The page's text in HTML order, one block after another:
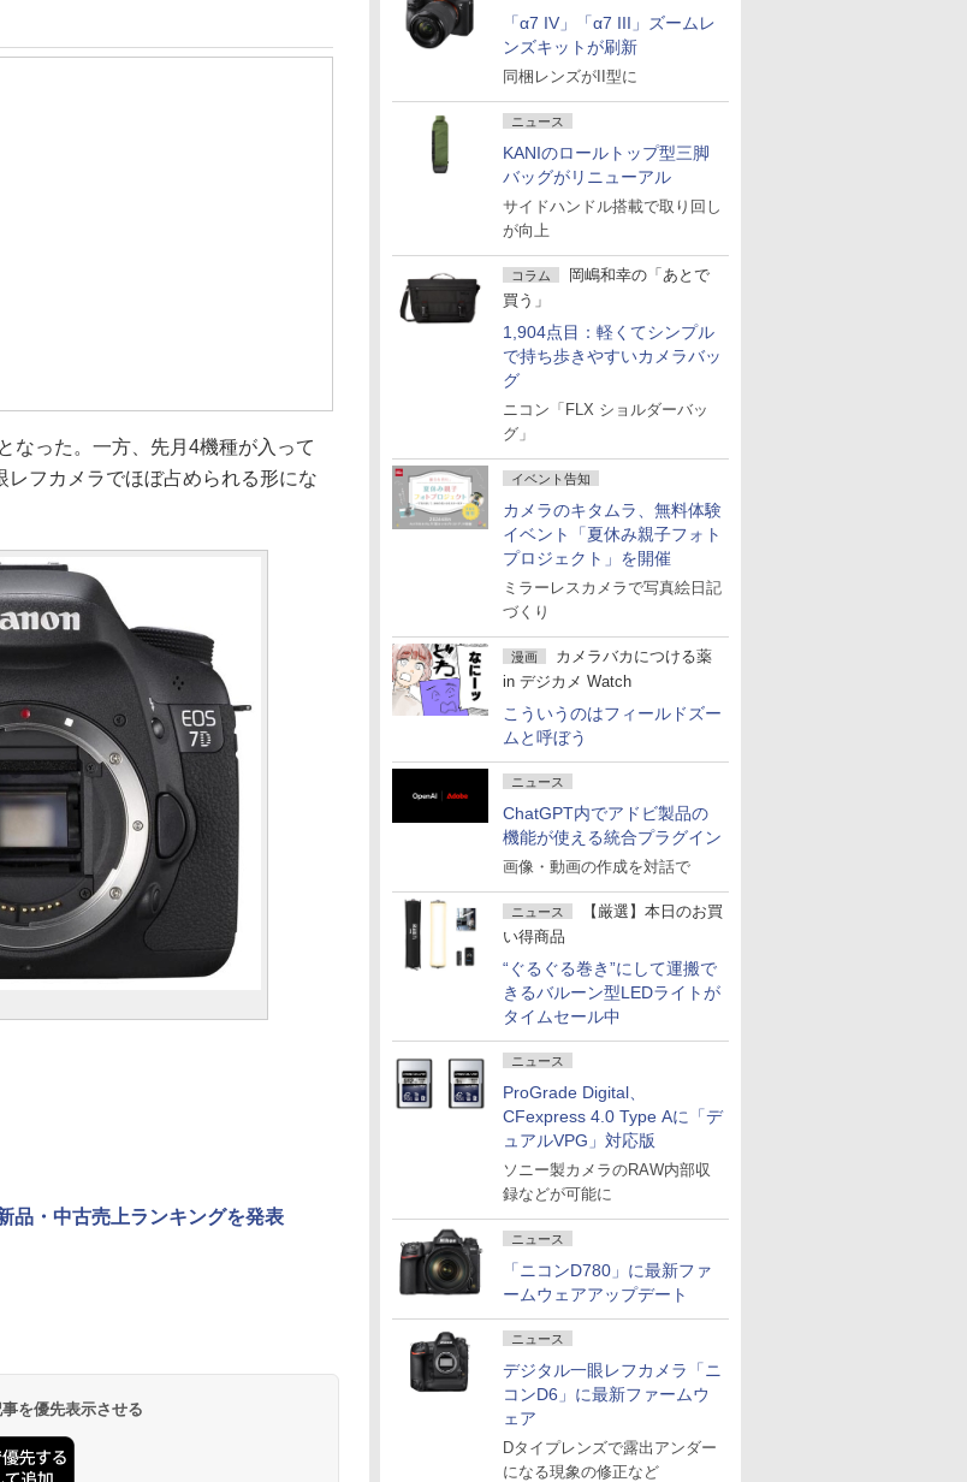
「α7 IV」「α7 III」ズームレ
ンズキットが刷新
同梱レンズがII型に
ニュース
KANIのロールトップ型三脚
バッグがリニューアル
サイドハンドル搭載で取り回し
が向上
コラム
岡嶋和幸の「あとで
買う」
1,904点目：軽くてシンプル
で持ち歩きやすいカメラバッ
グ
ニコン「FLX ショルダーバッ
グ」
イベント告知
カメラのキタムラ、無料体験
イベント「夏休み親子フォト
プロジェクト」を開催
ミラーレスカメラで写真絵日記
づくり
漫画
カメラバカにつける薬
in デジカメ Watch
こういうのはフィールドズー
ムと呼ぼう
ニュース
ChatGPT内でアドビ製品の
機能が使える統合プラグイン
画像・動画の作成を対話で
ニュース
【厳選】本日のお買
い得商品
“ぐるぐる巻き”にして運搬で
きるバルーン型LEDライトが
タイムセール中
ニュース
ProGrade Digital、
CFexpress 4.0 Type Aに「デ
ュアルVPG」対応版
ソニー製カメラのRAW内部収
録などが可能に
ニュース
「ニコンD780」に最新ファ
ームウェアアップデート
ニュース
デジタル一眼レフカメラ「ニ
コンD6」に最新ファームウ
ェア
Dタイプレンズで露出アンダー
になる現象の修正など
なった。一方、先月4機種が入って
フカメラでほぼ占められる形にな
品・中古売上ランキングを発表
を優先表示させる